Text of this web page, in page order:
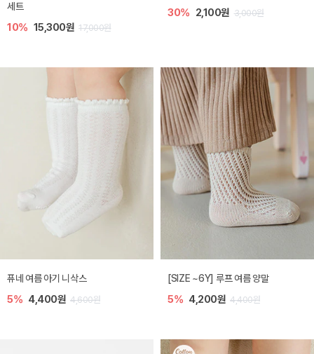
세트
10% 15,300원 17,000원
30% 2,100원 3,000원
퓨네 여름 아기 니삭스
5% 4,400원 4,600원
[SIZE ~6Y] 루프 여름 양말
5% 4,200원 4,400원